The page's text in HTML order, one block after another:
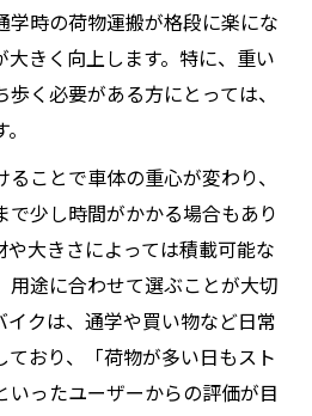
学時の荷物運搬が格段に楽にな
大きく向上します。特に、重い
く必要がある方にとっては、
ことで車体の重心が変わり、
で少し時間がかかる場合もあり
や大きさによっては積載可能な
用途に合わせて選ぶことが大切
イクは、通学や買い物など日常
ており、「荷物が多い日もスト
いったユーザーからの評価が目